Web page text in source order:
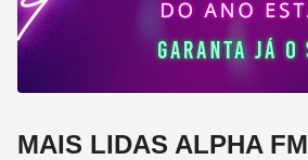
MAIS LIDAS ALPHA FM